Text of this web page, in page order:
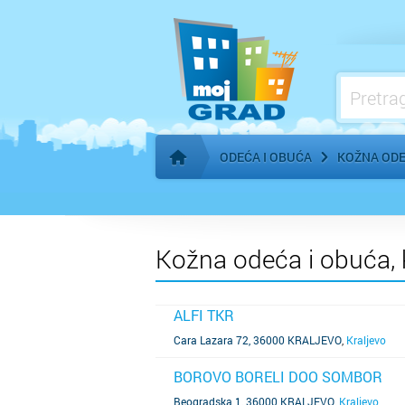
Početna stranica
ODEĆA I OBUĆA KOŽNA
Kožna odeća i
ALFI TKR
Cara Lazara 72, 36000 KRALJEVO Kraljevo
BOROVO BORELI DOO SOMBOR
Beogradska 1, 36000 KRALJEVO Kraljevo